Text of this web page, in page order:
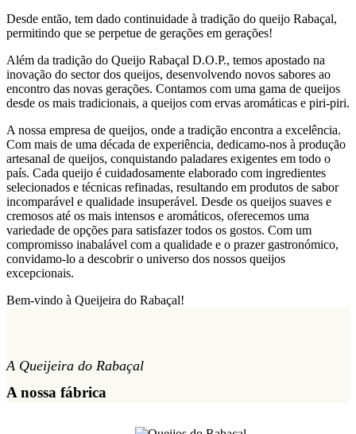
Desde então, tem dado continuidade à tradição do queijo Rabaçal,
permitindo que se perpetue de gerações em gerações!
Além da tradição do Queijo Rabaçal D.O.P., temos apostado na
inovação do sector dos queijos, desenvolvendo novos sabores ao
encontro das novas gerações. Contamos com uma gama de queijos
desde os mais tradicionais, a queijos com ervas aromáticas e piri-piri.
A nossa empresa de queijos, onde a tradição encontra a excelência.
Com mais de uma década de experiência, dedicamo-nos à produção
artesanal de queijos, conquistando paladares exigentes em todo o
país. Cada queijo é cuidadosamente elaborado com ingredientes
selecionados e técnicas refinadas, resultando em produtos de sabor
incomparável e qualidade insuperável. Desde os queijos suaves e
cremosos até os mais intensos e aromáticos, oferecemos uma
variedade de opções para satisfazer todos os gostos. Com um
compromisso inabalável com a qualidade e o prazer gastronómico,
convidamo-lo a descobrir o universo dos nossos queijos
excepcionais.
Bem-vindo à Queijeira do Rabaçal!
A Queijeira do Rabaçal
A nossa fábrica